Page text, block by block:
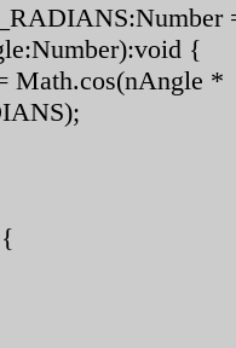
{
Math.cos(nAngle *